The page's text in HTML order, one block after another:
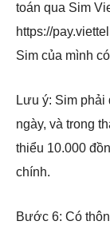
toán qua Sim
https://
Sim của mình
Lưu ý: Sim
ngày, và trong
thiểu 10.000
chính.
Bước 6: Có